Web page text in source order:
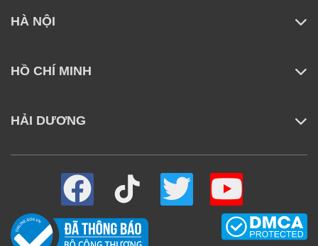
HÀ NỘI
HỒ CHÍ MINH
HẢI DƯƠNG